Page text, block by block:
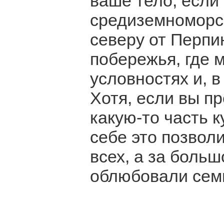
северу от
побережья, где
условностях и,
Хотя, если вы
какую-то часть
себе это
всех, а за
облюбовали